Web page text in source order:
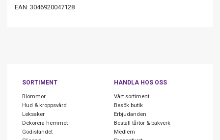
EAN: 3046920047128
SORTIMENT
Blommor
Hud & kroppsvård
Leksaker
Dekorera hemmet
Godislandet
HANDLA HOS OSS
Vårt sortiment
Besök butik
Erbjudanden
Beställ tårtor & bakverk
Medlem